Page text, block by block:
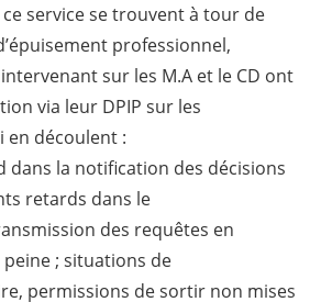
service se trouvent à tour de
professionnel,
sur les M.A et le CD ont
via leur DPIP sur les
en découlent :
dans la notification des décisions
retards dans le
des requêtes en
; situations de
permissions de sortir non mises